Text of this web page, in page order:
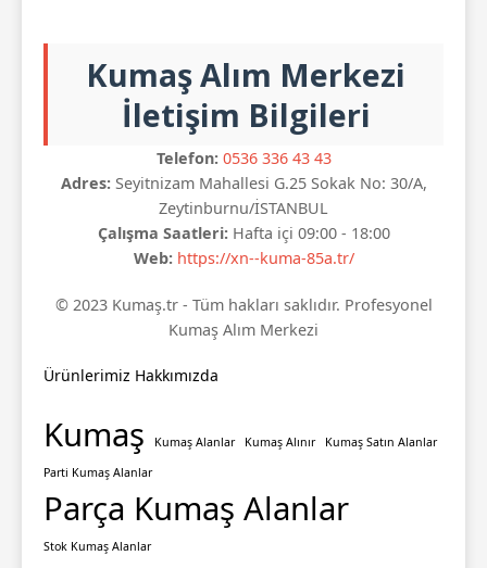
Kumaş Alım Merkezi
İletişim Bilgileri
Telefon: 0536 336 43 43
Adres:Seyitnizam Mahallesi G.25 Sokak No: 30/A,
Zeytinburnu/İSTANBUL
Çalışma Saatleri:Hafta içi 09:00 - 18:00
Web: https://xn--kuma-85a.tr/
© 2023 Kumaş.tr - Tüm hakları saklıdır. Profesyonel
Kumaş Alım Merkezi
Ürünlerimiz Hakkımızda
Kumaş Kumaş Alanlar Kumaş Alınır
Kumaş Satın Alanlar
Parti Kumaş Alanlar
Parça Kumaş Alanlar
Stok Kumaş Alanlar